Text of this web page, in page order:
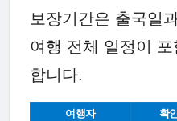
보장기간은 출국일
여행 전체 일정이
합니다.
여행자 확